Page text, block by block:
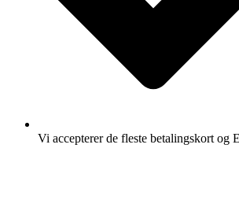
Vi accepterer de fleste betalingskort og